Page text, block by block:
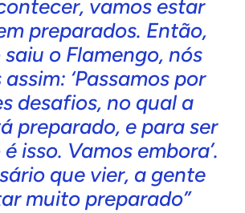
vamos estar
preparados. Então,
o Flamengo, nós
‘Passamos por
desafios, no qual a
preparado, e para ser
isso. Vamos embora’.
que vier, a gente
muito preparado”